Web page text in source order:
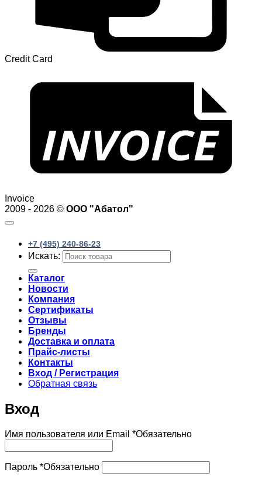
Credit Card
Invoice
2009 - 2026 © ООО "Абатол"
+7 (495) 240-86-23
Искать:
Каталог
Новости
Компания
Сертификаты
Отзывы
Бренды
Доставка и оплата
Прайс-листы
Контакты
Вход / Регистрация
Обратная связь
Вход
Имя пользователя или Email *Обязательно
Пароль *Обязательно